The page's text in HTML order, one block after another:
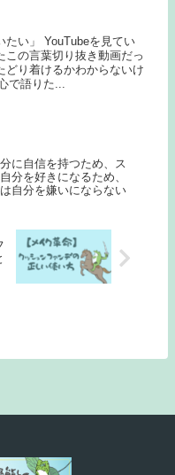
たい」 YouTubeを見てい
この言葉切り抜き動画だっ
どり着けるかわからないけ
で語りた...
に自信を持つため、ス
分を好きになるため、
自分を嫌いにならない